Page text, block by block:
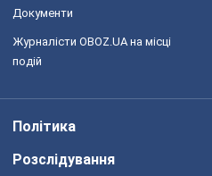
Документи
Журналісти OBOZ.UA на місці
подій
Політика
Розслідування